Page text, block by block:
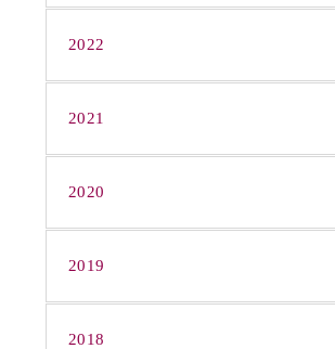
2022
2021
2020
2019
2018